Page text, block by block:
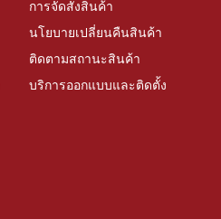
การจัดสั่งสินค้า
นโยบายเปลี่ยนคืนสินค้า
ติดตามสถานะสินค้า
บริการออกแบบและติดตั้ง